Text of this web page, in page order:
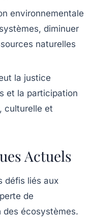
environnementale
diminuer
naturelles
la justice
et la participation
culturelle et
Actuels
défis liés aux
de
des écosystèmes.